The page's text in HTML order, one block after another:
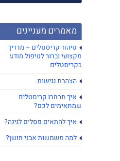
מאמרים מעניינים
טיהור קריסטלים – מדריך
מקצועי וברור לטיפול מודע
בקריסטלים
הצהרת נגישות
איך תבחרו קריסטלים
שמתאימים לכם?
איך להתאים פסלים לגינה?
למה משמשות אבני חושן?